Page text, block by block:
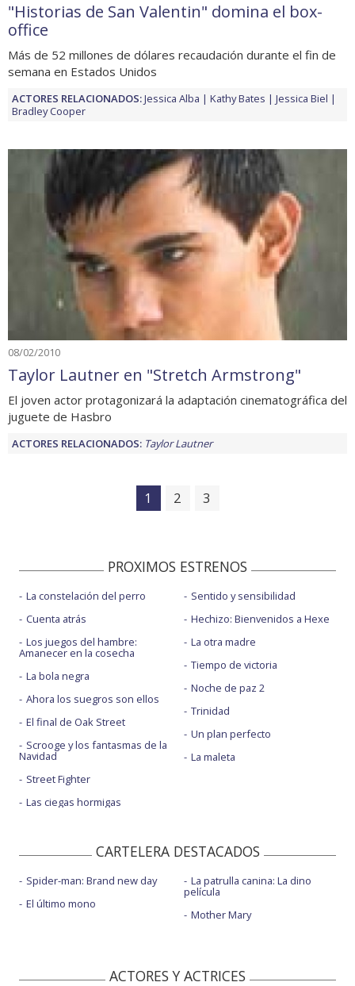
"Historias de San Valentin" domina el box-
office
Más de 52 millones de dólares recaudación durante el fin de
semana en Estados Unidos
ACTORES RELACIONADOS:Jessica Alba Kathy Bates
Jessica Biel
Bradley Cooper
08/02/2010
Taylor Lautner en "Stretch Armstrong"
El joven actor protagonizará la adaptación cinematográfica del
juguete de Hasbro
ACTORES RELACIONADOS: Taylor Lautner
1 2 3
PROXIMOS ESTRENOS
La constelación del perro
Cuenta atrás
Los juegos del hambre:
Amanecer en la cosecha
La bola negra
Ahora los suegros son ellos
El final de Oak Street
Scrooge y los fantasmas de la
Navidad
Street Fighter
Las ciegas hormigas
Sentido y sensibilidad
Hechizo: Bienvenidos a Hexe
La otra madre
Tiempo de victoria
Noche de paz 2
Trinidad
Un plan perfecto
La maleta
CARTELERA DESTACADOS
Spider-man: Brand new day
El último mono
La patrulla canina: La dino
película
Mother Mary
ACTORES Y ACTRICES